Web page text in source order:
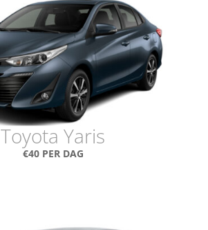
Toyota Yaris
€40 PER DAG